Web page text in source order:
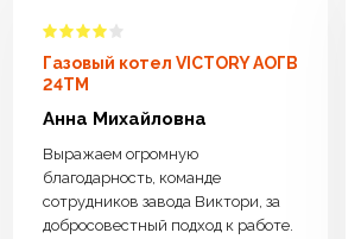
Газовый котел VICTORY АОГВ
24TM
Анна Михайловна
Выражаем огромную
благодарность, команде
сотрудников завода Виктори, за
добросовестный подход к работе.